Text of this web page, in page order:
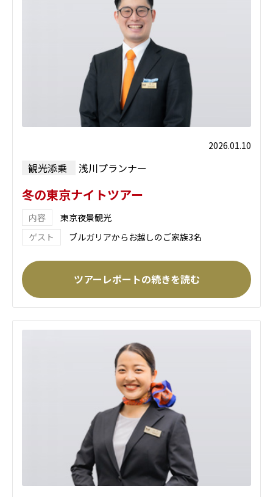
2026.01.10
観光添乗 浅川プランナー
冬の東京ナイトツアー
東京夜景観光
ブルガリアからお越しのご家族3名
ツアーレポートの続きを読む